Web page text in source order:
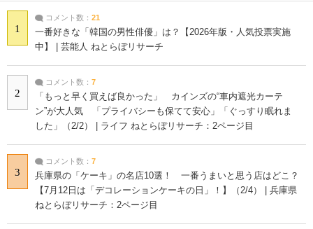
1
コメント数： 21
一番好きな「韓国の男性俳優」は？【2026年版・人気投票実施
中】 | 芸能人 ねとらぼリサーチ
2
コメント数： 7
「もっと早く買えば良かった」 カインズの“車内遮光カーテ
ン”が大人気 「プライバシーも保てて安心」「ぐっすり眠れま
した」（2/2） | ライフ ねとらぼリサーチ：2ページ目
3
コメント数： 7
兵庫県の「ケーキ」の名店10選！ 一番うまいと思う店はどこ？
【7月12日は「デコレーションケーキの日」！】（2/4） | 兵庫県
ねとらぼリサーチ：2ページ目